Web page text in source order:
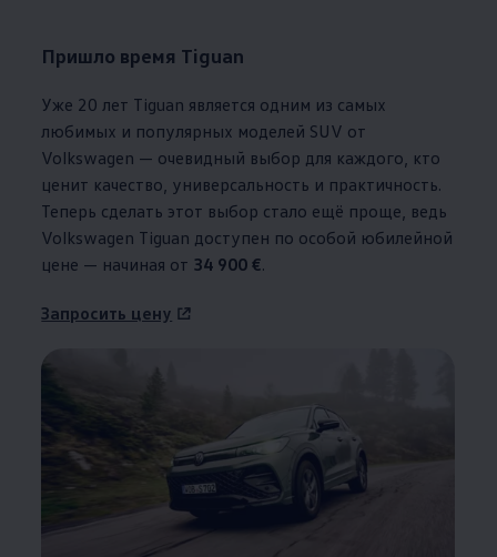
Пришло время Tiguan
Уже 20 лет Tiguan является одним из самых
любимых и популярных моделей SUV от
Volkswagen — очевидный выбор для каждого, кто
ценит качество, универсальность и практичность.
Теперь сделать этот выбор стало ещё проще, ведь
Volkswagen Tiguan доступен по особой юбилейной
цене — начиная от 34 900 €.
Запросить цену